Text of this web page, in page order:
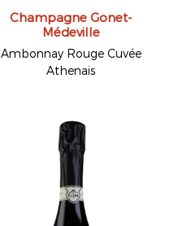
Champagne Gonet-
Médeville
Ambonnay Rouge Cuvée
Athenais